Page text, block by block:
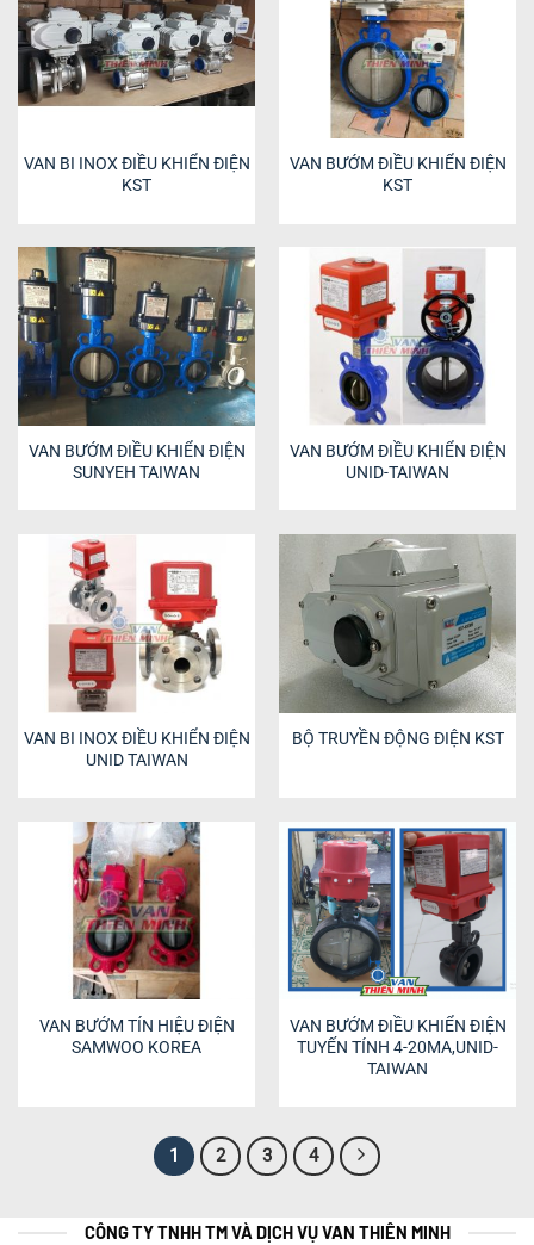
VAN BI INOX ĐIỀU KHIỂN ĐIỆN
KST
VAN BƯỚM ĐIỀU KHIỂN ĐIỆN
KST
VAN BƯỚM ĐIỀU KHIỂN ĐIỆN
SUNYEH TAIWAN
VAN BƯỚM ĐIỀU KHIỂN ĐIỆN
UNID-TAIWAN
VAN BI INOX ĐIỀU KHIỂN ĐIỆN
UNID TAIWAN
BỘ TRUYỀN ĐỘNG ĐIỆN KST
VAN BƯỚM TÍN HIỆU ĐIỆN
SAMWOO KOREA
VAN BƯỚM ĐIỀU KHIỂN ĐIỆN
TUYẾN TÍNH 4-20MA,UNID-
TAIWAN
1 2 3 4
CÔNG TY TNHH TM VÀ DỊCH VỤ VAN THIÊN MINH